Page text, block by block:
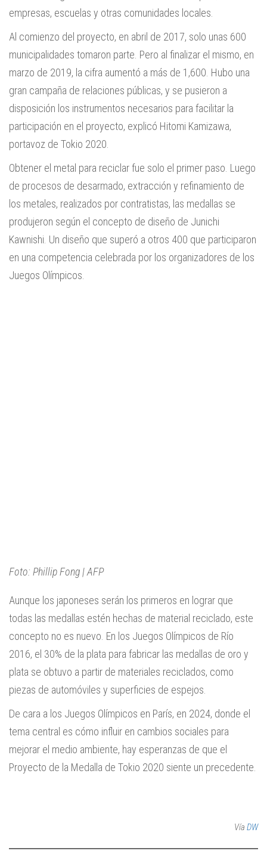
empresas, escuelas y otras comunidades locales.
Al comienzo del proyecto, en abril de 2017, solo unas 600
municipalidades tomaron parte. Pero al finalizar el mismo, en
marzo de 2019, la cifra aumentó a más de 1,600. Hubo una
gran campaña de relaciones públicas, y se pusieron a
disposición los instrumentos necesarios para facilitar la
participación en el proyecto, explicó Hitomi Kamizawa,
portavoz de Tokio 2020.
Obtener el metal para reciclar fue solo el primer paso. Luego
de procesos de desarmado, extracción y refinamiento de
los metales, realizados por contratistas, las medallas se
produjeron según el concepto de diseño de Junichi
Kawnishi. Un diseño que superó a otros 400 que participaron
en una competencia celebrada por los organizadores de los
Juegos Olímpicos.
Foto: Phillip Fong | AFP
Aunque los japoneses serán los primeros en lograr que
todas las medallas estén hechas de material reciclado, este
concepto no es nuevo. En los Juegos Olímpicos de Río
2016, el 30% de la plata para fabricar las medallas de oro y
plata se obtuvo a partir de materiales reciclados, como
piezas de automóviles y superficies de espejos.
De cara a los Juegos Olímpicos en París, en 2024, donde el
tema central es cómo influir en cambios sociales para
mejorar el medio ambiente, hay esperanzas de que el
Proyecto de la Medalla de Tokio 2020 siente un precedente.
Vía DW